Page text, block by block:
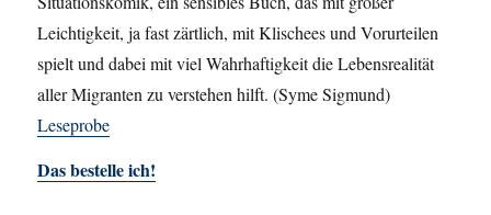
Leichtigkeit, ja fast zärtlich, mit Klischees und Vorurteilen
spielt und dabei mit viel Wahrhaftigkeit die Lebensrealität
aller Migranten zu verstehen hilft. (Syme Sigmund)
Leseprobe
Das bestelle ich!